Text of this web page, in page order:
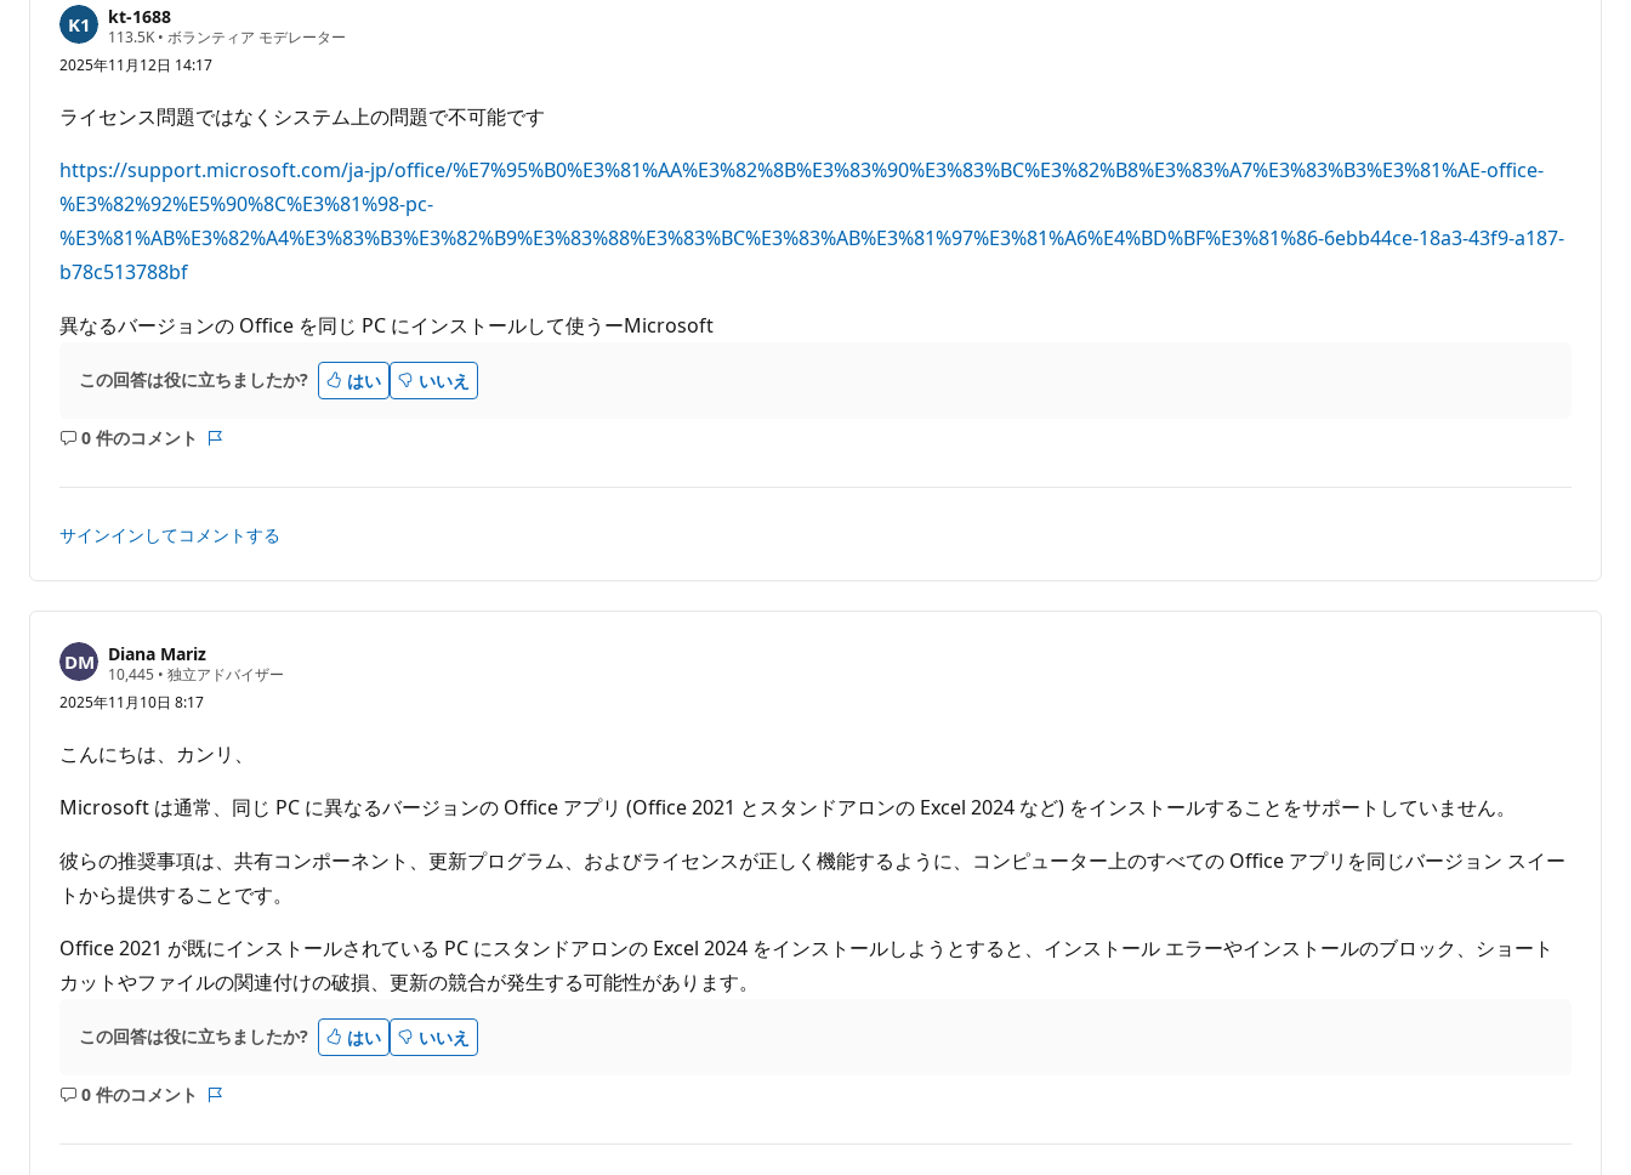
ト
を
表
す
kt-1688
113.5K 評
価
の
イ
ン
• ボランティア モデレーター
2025年11月12日 14:17
ライセンス問題ではなくシステム上の問題で不可能です
https://support.microsoft.com/ja-jp/office/%E7%95%B0%E3%81%AA%E3%82%8B%E3%83%90%E3%83%BC%E3%82%B8%E3%83%A7%E3%83%B3%E3%81%AE-office-
%E3%82%92%E5%90%8C%E3%81%98-pc-
%E3%81%AB%E3%82%A4%E3%83%B3%E3%82%B9%E3%83%88%E3%83%BC%E3%83%AB%E3%81%97%E3%81%A6%E4%BD%BF%E3%81%86-6ebb44ce-18a3-43f9-a187-
b78c513788bf
異なるバージョンの Office を同じ PC にインストールして使うーMicrosoft
この回答は役に立ちましたか? はい いいえ
0 件のコメント
コ
ト
あ
せ
ん
ト
サインインしてコメントする
Diana Mariz
10,445 評
価
の
ン
• 独立アドバイザー
2025年11月10日 8:17
こんにちは、カンリ、
Microsoft は通常、同じ PC に異なるバージョンの Office アプリ (Office 2021 とスタンドアロンの Excel 2024 など) をインストールすることをサポートしていません。
彼らの推奨事項は、共有コンポーネント、更新プログラム、およびライセンスが正しく機能するように、コンピューター上のすべての Office アプリを同じバージョン スイー
トから提供することです。
Office 2021 が既にインストールされている PC にスタンドアロンの Excel 2024 をインストールしようとすると、インストール エラーやインストールのブロック、ショート
カットやファイルの関連付けの破損、更新の競合が発生する可能性があります。
この回答は役に立ちましたか? はい いいえ
0 件のコメント
コ